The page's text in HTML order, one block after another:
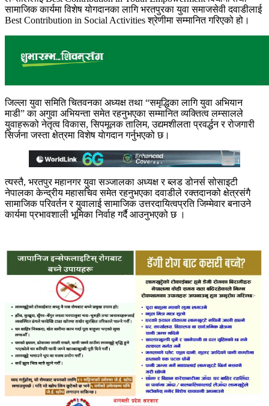
सामाजिक कार्यमा विशेष योगदानका लागि भरतपुरका युवा समाजसेवी दवाडीलाई
Best Contribution in Social Activities श्रेणीमा सम्मानित गरिएको हो।
जिल्ला युवा समिति चितवनका अध्यक्ष तथा “समृद्धिका लागि युवा अभियान
माडी” का अगुवा अभियन्ता समेत रहनुभएका सम्मानित व्यक्तित्व लम्सालले
युवाहरूको नेतृत्व विकास, सिपमूलक तालिम, उद्यमशीलता प्रवर्द्धन र रोजगारी
सिर्जना जस्ता क्षेत्रमा विशेष याेगदान गर्नुभएको छ।
त्यस्तै, भरतपुर महानगर युवा सञ्जालका अध्यक्ष र ब्लड डोनर्स सोसाइटी
नेपालका केन्द्रीय महासचिव समेत रहनुभएका दवाडीले रक्तदानको क्षेत्रसंगै
सामाजिक परिवर्तन र युवालाई सामाजिक उत्तरदायित्वप्रति जिम्मेवार बनाउने
कार्यमा प्रभावशाली भूमिका निर्वाह गर्दै आउनुभएको छ ।